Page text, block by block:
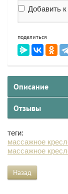
Добавить
поделиться
Описание
Отзывы
теги:
массажное
массажное
Назад